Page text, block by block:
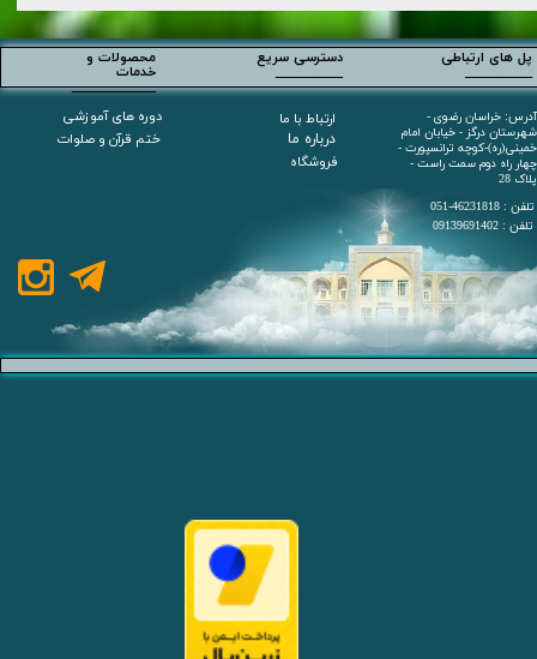
آدرس: خراسان رضوی -
شهرستان درگز - خیابان امام
خمینی(ره)-کوچه ترانسپورت -
چهار راه دوم سمت راست -
پلاک 28
تلفن : 46231818-051
ارتباط با ما
درباره ما
دوره های آموزشی
ختم قرآن و صلوات
پل های ارتباطی
________
دسترسی سریع
________
محصولات و
خدمات
__________
فروشگاه
تلفن : 09139691402